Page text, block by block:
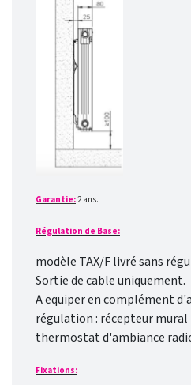
Garantie:2 ans.
Régulation de Base:
modèle TAX/F livré sans
Sortie de cable uniquement.
A equiper en complément
régulation : récepteur
thermostat d'ambiance
Fixations: